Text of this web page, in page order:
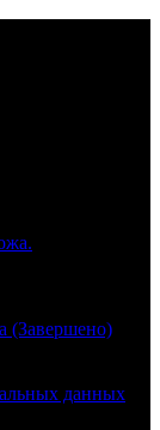
(Завершено)
данных